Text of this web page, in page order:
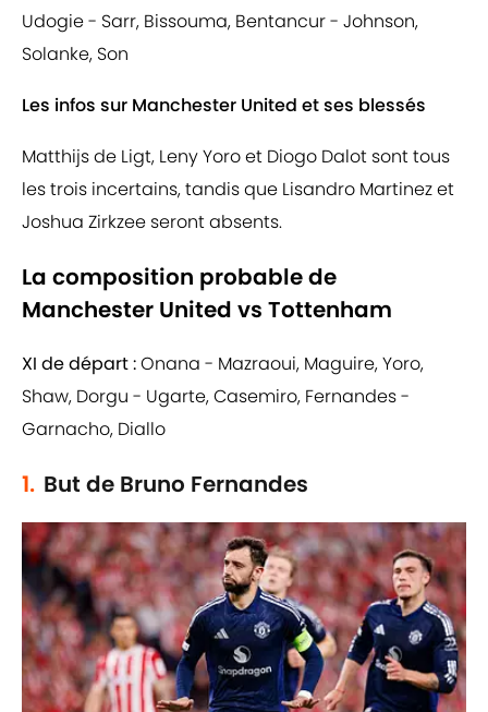
Udogie - Sarr, Bissouma, Bentancur - Johnson,
Solanke, Son
Les infos sur Manchester United et ses blessés
Matthijs de Ligt, Leny Yoro et Diogo Dalot sont tous
les trois incertains, tandis que Lisandro Martinez et
Joshua Zirkzee seront absents.
La composition probable de
Manchester United vs Tottenham
XI de départ :Onana - Mazraoui, Maguire, Yoro,
Shaw, Dorgu - Ugarte, Casemiro, Fernandes -
Garnacho, Diallo
1. But de Bruno Fernandes